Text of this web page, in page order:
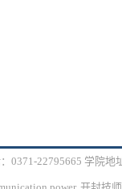
0371-22795665 学院地